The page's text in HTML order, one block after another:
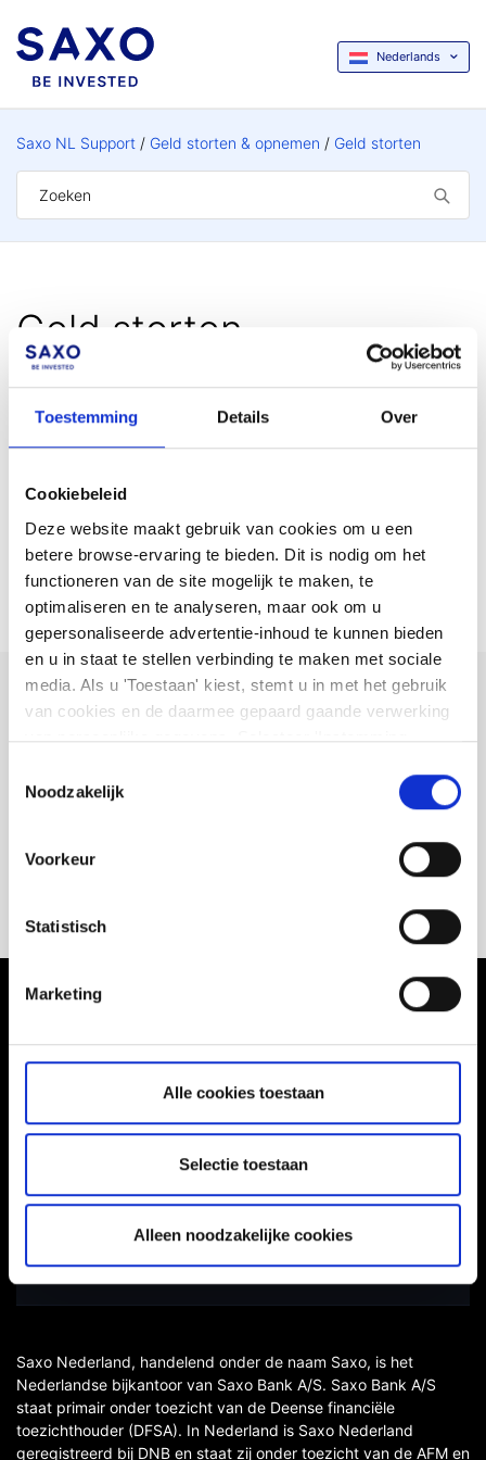
Toestemming Details Over
Cookiebeleid
Deze website maakt gebruik van cookies om u een
betere browse-ervaring te bieden. Dit is nodig om het
functioneren van de site mogelijk te maken, te
optimaliseren en te analyseren, maar ook om u
gepersonaliseerde advertentie-inhoud te kunnen bieden
en u in staat te stellen verbinding te maken met sociale
media. Als u 'Toestaan' kiest, stemt u in met het gebruik
van cookies en de daarmee gepaard gaande verwerking
van persoonlijke gegevens. Selecteer 'Instemming
kunt te allen tijde uw voorkeuren wijzigen of uw
instemming intrekken op de pagina met cookiebeleid. U
ons privacybeleid
hierbekijken
Noodzakelijk
Voorkeur
Statistisch
Marketing
Alle cookies toestaan
Selectie toestaan
Alleen noodzakelijke cookies
Nederlands
Saxo NL Support Geld storten & opnemen Geld storten
Geld storten
Overgang iDEAL naar Wero
Hoe stort ik geld op mijn rekening?
Wat is een BIC/SWIFT code?
Kunt u niet vinden wat u
zoekt?
We laten u zien hoe u contact met ons kunt opnemen.
Risicowaarschuwing
Gebruikersvoorwaarden
Depositogarantiestelsel
Saxo Nederland, handelend onder de naam Saxo, is het
Nederlandse bijkantoor van Saxo Bank A/S. Saxo Bank A/S
staat primair onder toezicht van de Deense financiële
toezichthouder (DFSA). In Nederland is Saxo Nederland
geregistreerd bij DNB en staat zij onder toezicht van de AFM en